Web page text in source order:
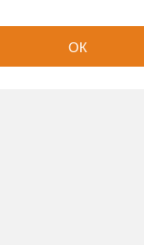
ОК